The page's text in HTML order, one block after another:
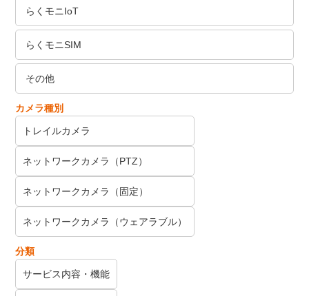
らくモニIoT
らくモニSIM
その他
カメラ種別
トレイルカメラ
ネットワークカメラ（PTZ）
ネットワークカメラ（固定）
ネットワークカメラ（ウェアラブル）
分類
サービス内容・機能